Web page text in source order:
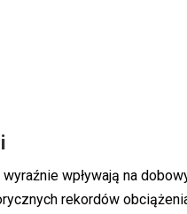
wpływają na
rekordów